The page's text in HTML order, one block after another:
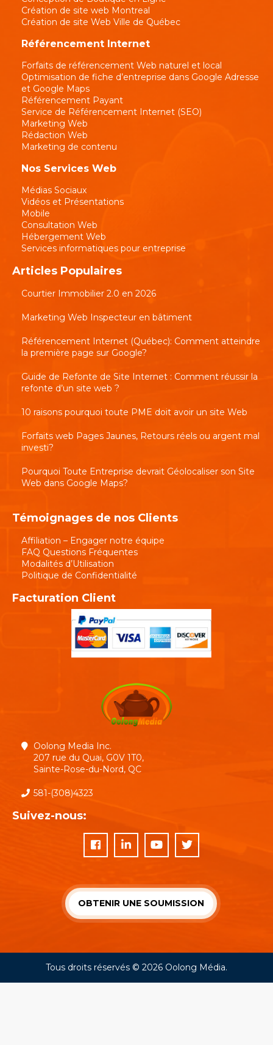
Création de site web Montreal
Création de site Web Ville de Québec
Référencement Internet
Forfaits de référencement Web naturel et local
Optimisation de fiche d’entreprise dans Google Adresse
et Google Maps
Référencement Payant
Service de Référencement Internet (SEO)
Marketing Web
Rédaction Web
Marketing de contenu
Nos Services Web
Médias Sociaux
Vidéos et Présentations
Mobile
Consultation Web
Hébergement Web
Services informatiques pour entreprise
Articles Populaires
Courtier Immobilier 2.0 en 2026
Marketing Web Inspecteur en bâtiment
Référencement Internet (Québec): Comment atteindre
la première page sur Google?
Guide de Refonte de Site Internet : Comment réussir la
refonte d’un site web ?
10 raisons pourquoi toute PME doit avoir un site Web
Forfaits web Pages Jaunes, Retours réels ou argent mal
investi?
Pourquoi Toute Entreprise devrait Géolocaliser son Site
Web dans Google Maps?
Témoignages de nos Clients
Affiliation – Engager notre équipe
FAQ Questions Fréquentes
Modalités d’Utilisation
Politique de Confidentialité
Facturation Client
Oolong Media Inc.
207 rue du Quai, G0V 1T0,
Sainte-Rose-du-Nord, QC
581-(308)4323
Suivez-nous:
OBTENIR UNE SOUMISSION
Tous droits réservés © 2026 Oolong Média.